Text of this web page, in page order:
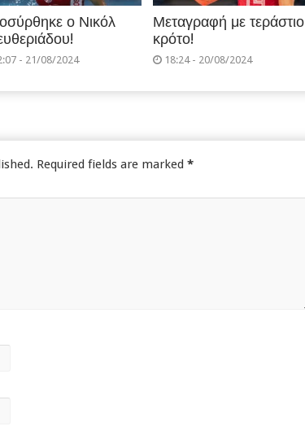
ο Νικόλ
- 21/08/2024
Μεταγραφή με τεράστιο
κρότο!
18:24 - 20/08/2024
Required fields are marked *